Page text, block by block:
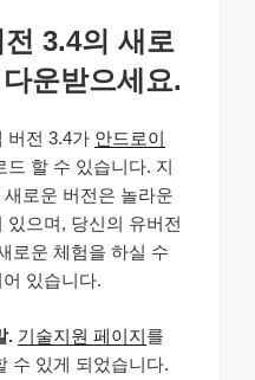
3.4의 새로
운받으세요.
버전 3.4가 안드로이
드 할 수 있습니다. 지
로운 버전은 놀라운
으며, 당신의 유버전
로운 체험을 하실 수
있습니다.
. 기술지원 페이지를
수 있게 되었습니다.